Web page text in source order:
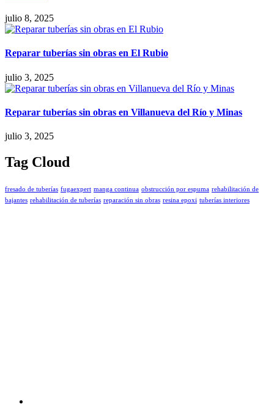
julio 8, 2025
Reparar tuberías sin obras en El Rubio
julio 3, 2025
Reparar tuberías sin obras en Villanueva del Río y Minas
julio 3, 2025
Tag Cloud
fresado de tuberías fugaexpert manga continua obstrucción por espuma rehabilitación de
bajantes rehabilitación de tuberías reparación sin obras resina epoxi tuberías interiores